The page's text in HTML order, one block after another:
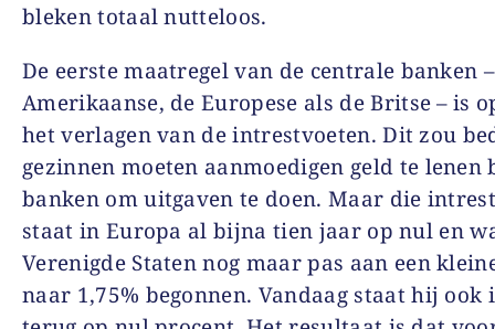
bleken totaal nutteloos.
De eerste maatregel van de centrale banken
Amerikaanse, de Europese als de Britse – is
het verlagen van de intrestvoeten. Dit zou
gezinnen moeten aanmoedigen geld te lenen
banken om uitgaven te doen. Maar die
staat in Europa al bijna tien jaar op nul en
Verenigde Staten nog maar pas aan een
naar 1,75% begonnen. Vandaag staat hij ook